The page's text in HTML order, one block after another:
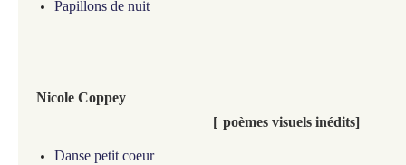
Papillons de nuit
Nicole Coppey
[ poèmes visuels inédits]
Danse petit coeur